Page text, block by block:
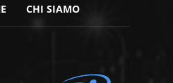
CHI SIAMO